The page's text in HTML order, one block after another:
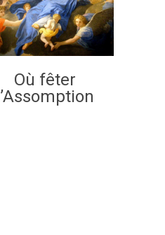
Où fêter
l’Assomption